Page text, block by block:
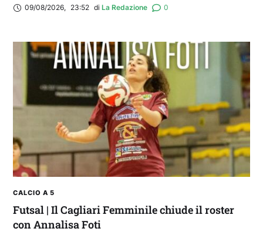
09/08/2026, 23:52 di La Redazione 0
CALCIO A 5
Futsal | Il Cagliari Femminile chiude il roster
con Annalisa Foti